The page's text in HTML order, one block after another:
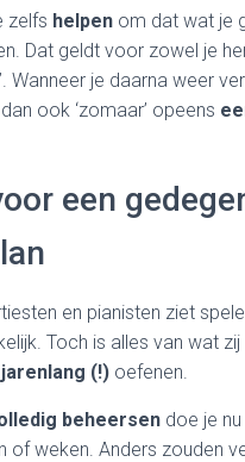
zelfs helpen om dat wat je
Dat geldt voor zowel je
Wanneer je daarna weer
ook ‘zomaar’ opeens
een
en pianisten ziet
Toch is alles van wat zij
jarenlang (!) oefenen.
beheersen doe je
of weken. Anders zouden